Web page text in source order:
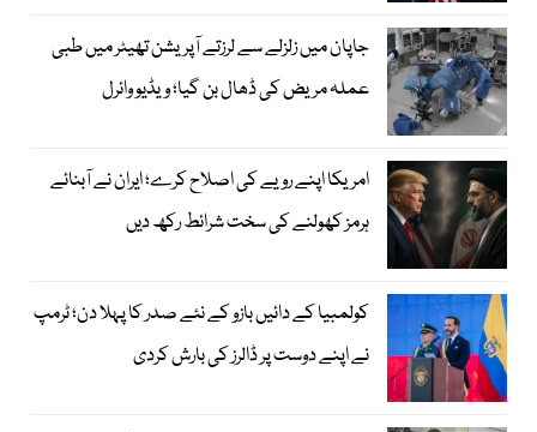
جاپان میں زلزلے سے لرزتے آپریشن تھیٹر میں طبی
عملہ مریض کی ڈھال بن گیا؛ ویڈیو وائرل
امریکا اپنے رویے کی اصلاح کرے؛ ایران نے آبنائے
ہرمز کھولنے کی سخت شرائط رکھ دیں
کولمبیا کے دائیں بازو کے نئے صدر کا پہلا دن؛ ٹرمپ
نے اپنے دوست پر ڈالرز کی بارش کردی